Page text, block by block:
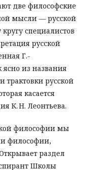
две философские
мысли — русской
специалистов
русской
Г.-
из названия
трактовки русской
касается
К. Н. Леонтьева.
философии мы
философии,
раздел
Школы